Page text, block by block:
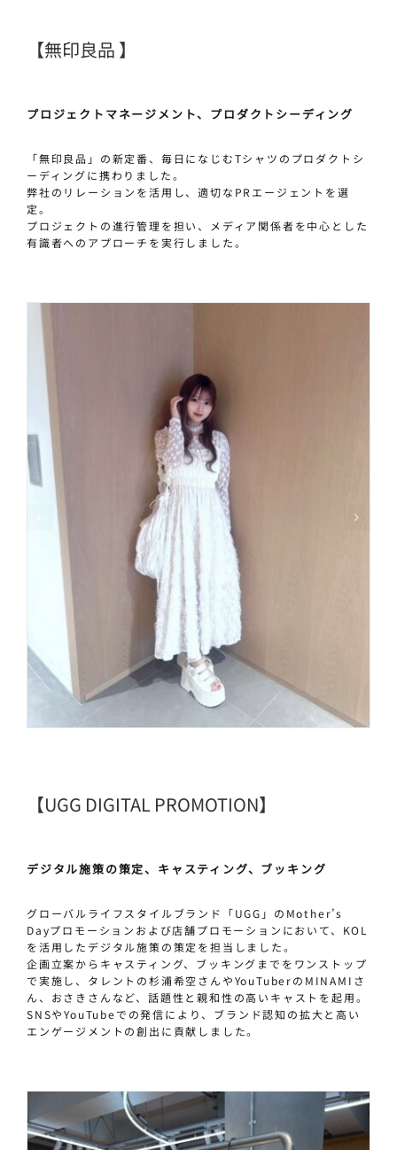
【無印良品 】
プロジェクトマネージメント、プロダクトシーディング
「無印良品」の新定番、毎日になじむTシャツのプロダクトシ
ーディングに携わりました。
弊社のリレーションを活用し、適切なPRエージェントを選
定。
プロジェクトの進行管理を担い、メディア関係者を中心とした
有識者へのアプローチを実行しました。
【UGG DIGITAL PROMOTION】
デジタル施策の策定、キャスティング、ブッキング
グローバルライフスタイルブランド「UGG」のMother’s
Dayプロモーションおよび店舗プロモーションにおいて、KOL
を活用したデジタル施策の策定を担当しました。
企画立案からキャスティング、ブッキングまでをワンストップ
で実施し、タレントの杉浦希空さんやYouTuberのMINAMIさ
ん、おさきさんなど、話題性と親和性の高いキャストを起用。
SNSやYouTubeでの発信により、ブランド認知の拡大と高い
エンゲージメントの創出に貢献しました。